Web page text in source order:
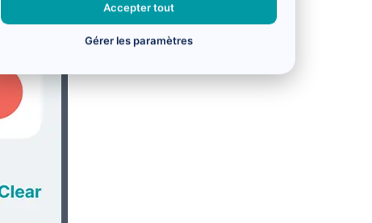
Accepter tout
Gérer les paramètres